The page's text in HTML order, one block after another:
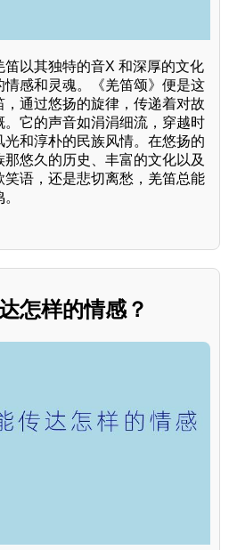
以其独特的音X 和深厚的文化
情感和灵魂。《羌笛颂》便是这
通过悠扬的旋律，传递着对故
它的声音如涓涓细流，穿越时
和淳朴的民族风情。在悠扬的
悠久的历史、丰富的文化以及
语，还是悲切离愁，羌笛总能
怎样的情感？